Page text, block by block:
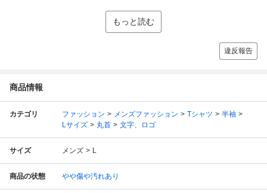
もっと読む
違反報告
商品情報
カテゴリ ファッション メンズファッション Tシャツ
半袖
Lサイズ
丸首 文字、ロゴ
サイズ メンズ L
商品の状態 やや傷や汚れあり